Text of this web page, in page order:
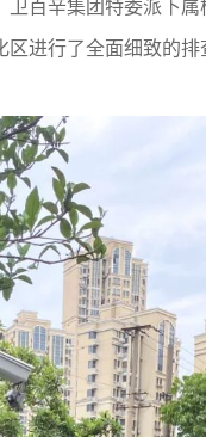
百辛集团特委派下属
进行了全面细致的